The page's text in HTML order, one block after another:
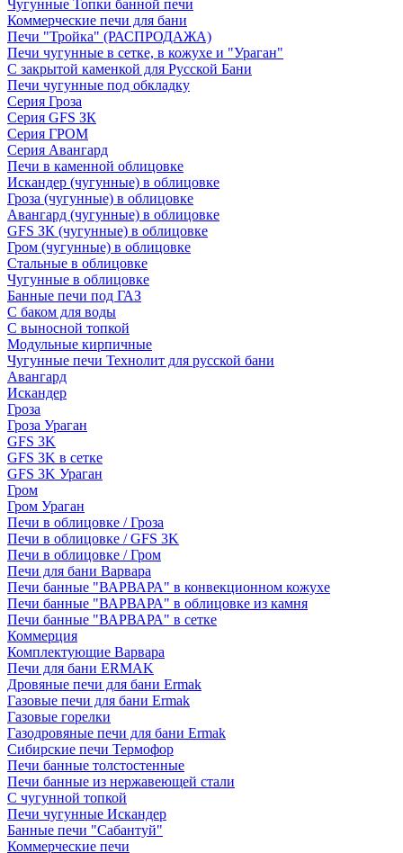
Чугунные Топки банной печи
Коммерческие печи для бани
Печи "Тройка" (РАСПРОДАЖА)
Печи чугунные в сетке, в кожухе и "Ураган"
С закрытой каменкой для Русской Бани
Печи чугунные под обкладку
Серия Гроза
Серия GFS ЗК
Серия ГРОМ
Серия Авангард
Печи в каменной облицовке
Искандер (чугунные) в облицовке
Гроза (чугунные) в облицовке
Авангард (чугунные) в облицовке
GFS ЗК (чугунные) в облицовке
Гром (чугунные) в облицовке
Стальные в облицовке
Чугунные в облицовке
Банные печи под ГАЗ
С баком для воды
С выносной топкой
Модульные кирпичные
Чугунные печи Технолит для русской бани
Авангард
Искандер
Гроза
Гроза Ураган
GFS 3K
GFS 3K в сетке
GFS 3K Ураган
Гром
Гром Ураган
Печи в облицовке / Гроза
Печи в облицовке / GFS 3K
Печи в облицовке / Гром
Печи для бани Варвара
Печи банные "ВАРВАРА" в конвекционном кожухе
Печи банные "ВАРВАРА" в облицовке из камня
Печи банные "ВАРВАРА" в сетке
Коммерция
Комплектующие Варвара
Печи для бани ERMAK
Дровяные печи для бани Ermak
Газовые печи для бани Ermak
Газовые горелки
Газодровяные печи для бани Ermak
Сибирские печи Термофор
Печи банные толстостенные
Печи банные из нержавеющей стали
С чугунной топкой
Печи чугунные Искандер
Банные печи "Сабантуй"
Коммерческие печи